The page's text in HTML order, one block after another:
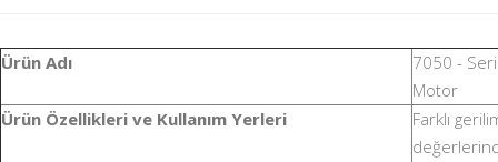
Ürün Adı
7050 - Seri
Motor
Ürün Özellikleri ve Kullanım Yerleri Farklı